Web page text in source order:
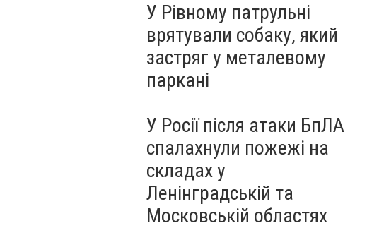
У Рівному патрульні
врятували собаку, який
застряг у металевому
паркані
У Росії після атаки БпЛА
спалахнули пожежі на
складах у
Ленінградській та
Московській областях